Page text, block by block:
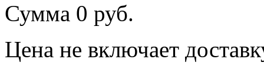
Сумма 0 руб.
Цена не включает